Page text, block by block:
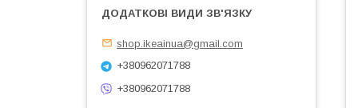
shop.ikeainua@gmail.com
+380962071788
+380962071788